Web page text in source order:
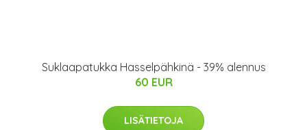
Suklaapatukka Hasselpähkinä - 39% alennus
60 EUR
LISÄTIETOJA